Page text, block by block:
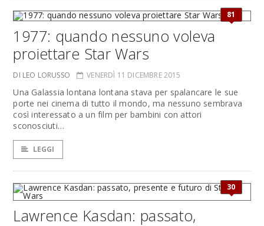
81
1977: quando nessuno voleva
proiettare Star Wars
DI LEO LORUSSO VENERDÌ 11 DICEMBRE 2015
Una Galassia lontana lontana stava per spalancare le sue
porte nei cinema di tutto il mondo, ma nessuno sembrava
così interessato a un film per bambini con attori
sconosciuti…
LEGGI
30
Lawrence Kasdan: passato,